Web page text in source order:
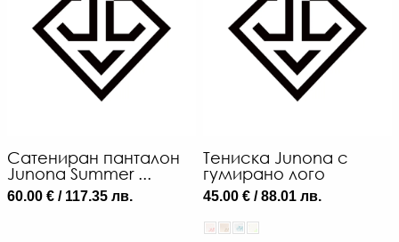
Сатениран панталон
Junona Summer ...
60.00 € / 117.35 лв.
Тениска Junona с
гумирано лого
45.00 € / 88.01 лв.